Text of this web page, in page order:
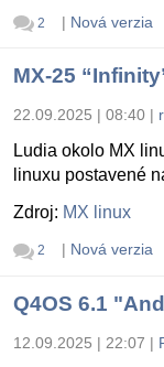
2 | Nová verzia
MX-25
22.09.2025 | 08:40 |
Ludia okolo MX
linuxu postavené
Zdroj: MX linux
2 | Nová verzia
Q4OS 6.1
12.09.2025 | 22:07 |